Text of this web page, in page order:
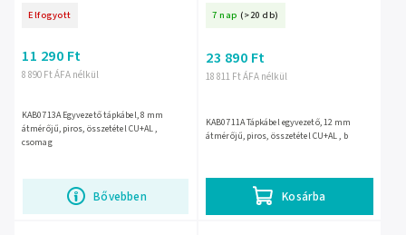
Elfogyott
8 890 Ft ÁFA nélkül
11 290 Ft
Bővebben
KAB0713A Egyvezető tápkábel, 8 mm
átmérőjű, piros, összetétel CU+AL ,
csomag
7 nap (>20 db)
18 811 Ft ÁFA nélkül
23 890 Ft
Kosárba
KAB0711A Tápkábel egyvezető, 12 mm
átmérőjű, piros, összetétel CU+AL , b